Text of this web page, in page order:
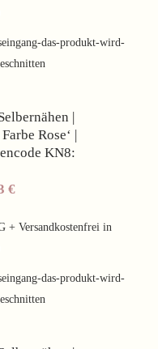
das-produkt-wird-
|
Rose‘ |
KN8:
€Aktueller
ist:
+ Versandkostenfrei in
das-produkt-wird-